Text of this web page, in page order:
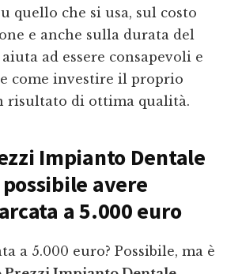
quello che si usa, sul costo
e anche sulla durata del
ad essere consapevoli e
come investire il proprio
risultato di ottima qualità.
Impianto Dentale
avere
a 5.000 euro
a 5.000 euro? Possibile, ma è